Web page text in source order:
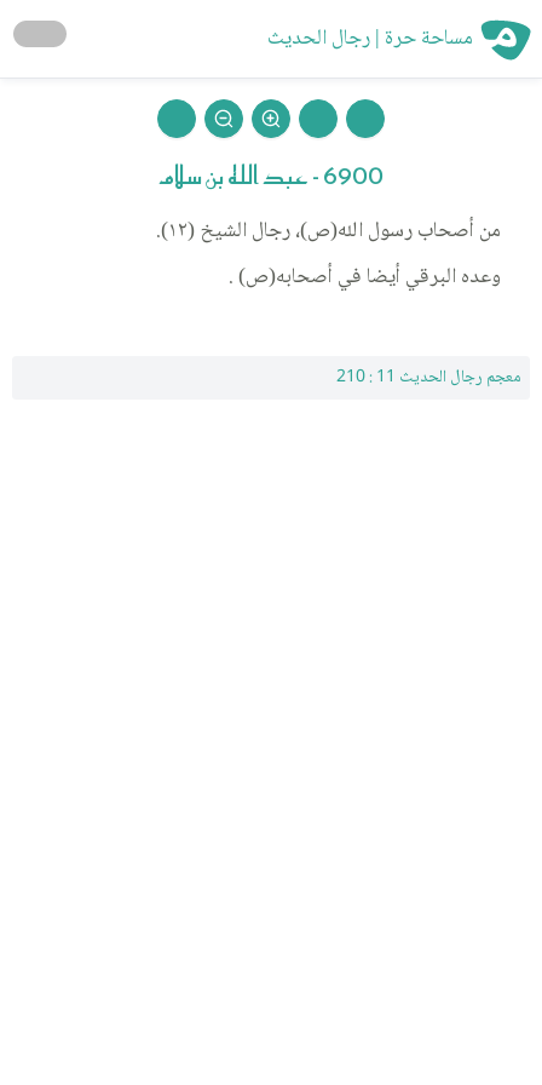
مساحة حرة | رجال الحديث
6900 - عبد الله بن سلام
من أصحاب رسول الله(ص)، رجال الشيخ (١٢).
وعده البرقي أيضا في أصحابه(ص) .
معجم رجال الحديث 11 : 210